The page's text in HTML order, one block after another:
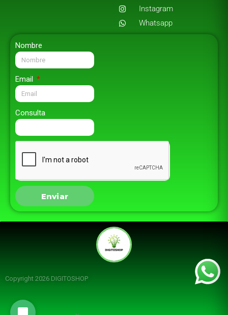
Instagram
Whatsapp
Nombre
Email
Consulta
Enviar
Copyright 2026 DIGITOSHOP